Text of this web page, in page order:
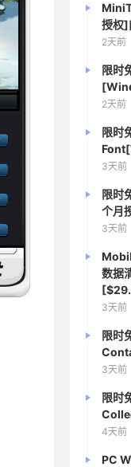
授权
2天前
限时
2天前
限时
3天前
限时
个月
3天前
数据
3天前
限时
3天前
限时
4天前
PC